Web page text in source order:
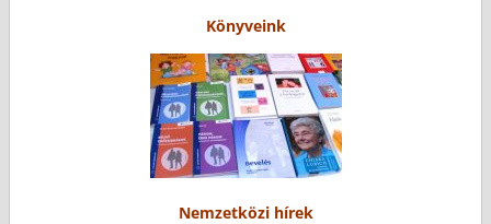
Könyveink
Nemzetközi hírek